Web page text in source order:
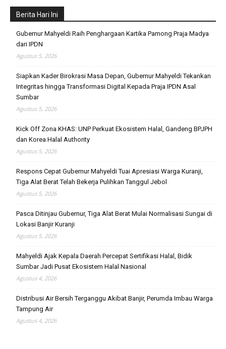
Berita Hari Ini
Gubernur Mahyeldi Raih Penghargaan Kartika Pamong Praja Madya
dari IPDN
Agustus 5, 2026
Siapkan Kader Birokrasi Masa Depan, Gubernur Mahyeldi Tekankan
Integritas hingga Transformasi Digital Kepada Praja IPDN Asal
Sumbar
Agustus 5, 2026
Kick Off Zona KHAS: UNP Perkuat Ekosistem Halal, Gandeng BPJPH
dan Korea Halal Authority
Agustus 5, 2026
Respons Cepat Gubernur Mahyeldi Tuai Apresiasi Warga Kuranji,
Tiga Alat Berat Telah Bekerja Pulihkan Tanggul Jebol
Agustus 5, 2026
Pasca Ditinjau Gubernur, Tiga Alat Berat Mulai Normalisasi Sungai di
Lokasi Banjir Kuranji
Agustus 5, 2026
Mahyeldi Ajak Kepala Daerah Percepat Sertifikasi Halal, Bidik
Sumbar Jadi Pusat Ekosistem Halal Nasional
Agustus 4, 2026
Distribusi Air Bersih Terganggu Akibat Banjir, Perumda Imbau Warga
Tampung Air
Agustus 4, 2026